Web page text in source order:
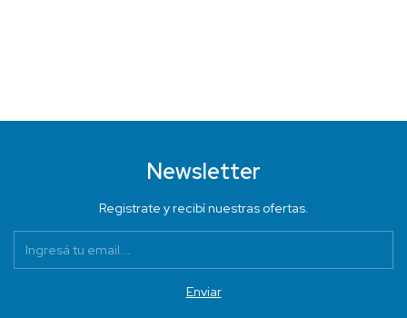
Newsletter
Registrate y recibí nuestras ofertas.